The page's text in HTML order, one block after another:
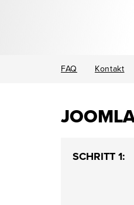
FAQ Kontakt
SCHRITT 1: